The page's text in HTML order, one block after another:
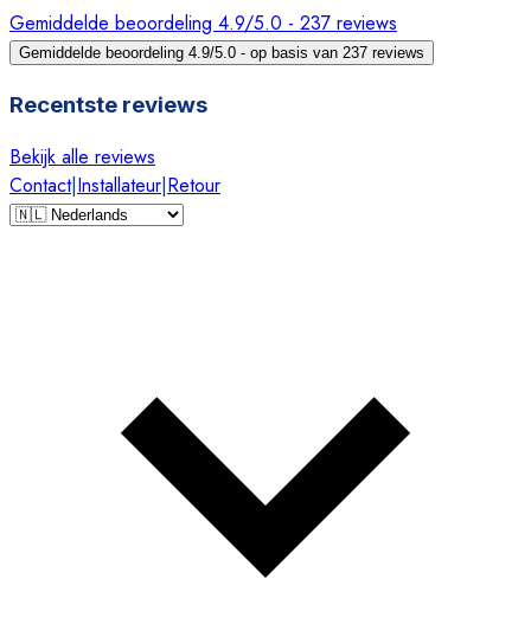
Gemiddelde beoordeling 4.9/5.0 - 237 reviews
Gemiddelde beoordeling 4.9/5.0 - op basis van 237 reviews
Recentste reviews
Bekijk alle reviews
Contact|Installateur|Retour